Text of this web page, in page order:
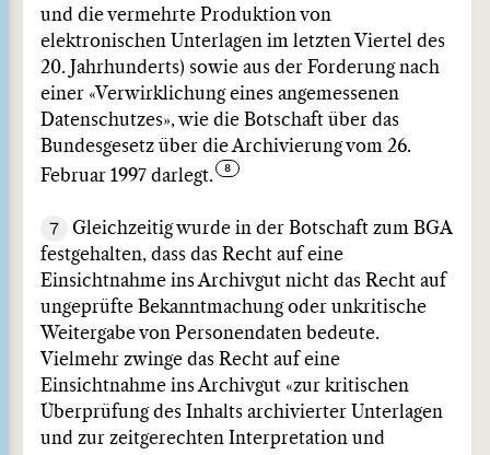
und die vermehrte Produktion von
elektronischen Unterlagen im letzten Viertel des
20. Jahrhunderts) sowie aus der Forderung nach
einer «Verwirklichung eines angemessenen
Datenschutzes», wie die Botschaft über das
Bundesgesetz über die Archivierung vom 26.
Februar 1997 darlegt.
7
Gleichzeitig wurde in der Botschaft zum BGA
festgehalten, dass das Recht auf eine
Einsichtnahme ins Archivgut nicht das Recht auf
ungeprüfte Bekanntmachung oder unkritische
Weitergabe von Personendaten bedeute.
Vielmehr zwinge das Recht auf eine
Einsichtnahme ins Archivgut «zur kritischen
Überprüfung des Inhalts archivierter Unterlagen
und zur zeitgerechten Interpretation und